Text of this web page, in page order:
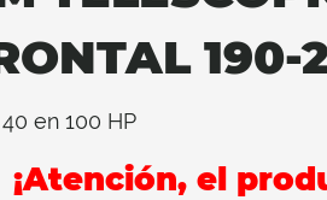
190-
en 100 HP
¡Atención, el